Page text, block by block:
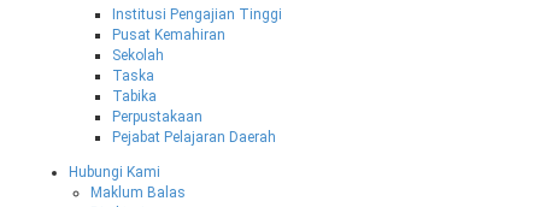
Institusi Pengajian Tinggi
Pusat Kemahiran
Sekolah
Taska
Tabika
Perpustakaan
Pejabat Pelajaran Daerah
Hubungi Kami
Maklum Balas